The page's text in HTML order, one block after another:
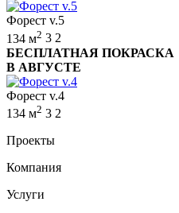
Форест v.5
134 м2 3 2
БЕСПЛАТНАЯ ПОКРАСКА
В АВГУСТЕ
Форест v.4
134 м2 3 2
Проекты
Компания
Услуги